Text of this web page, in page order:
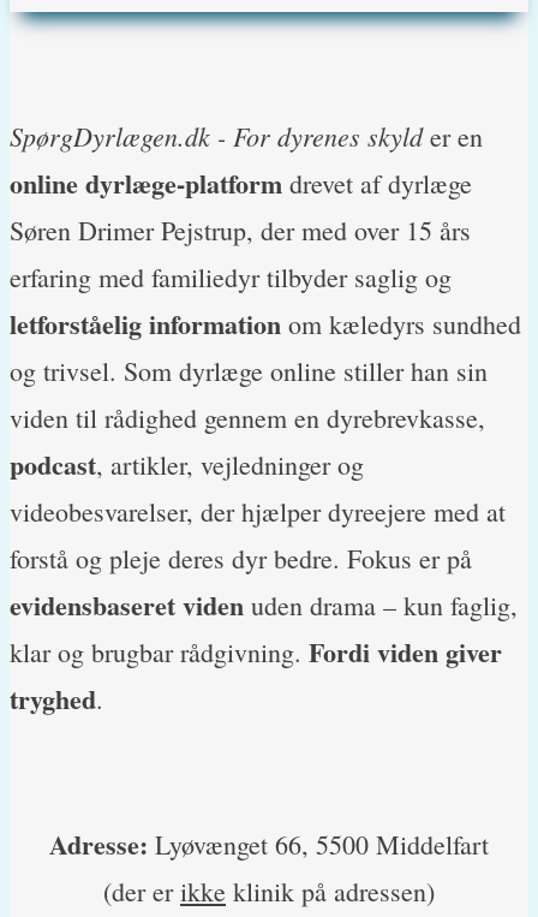
SpørgDyrlægen.dk - For dyrenes skylder en
online dyrlæge-platform drevet af dyrlæge
Søren Drimer Pejstrup, der med over 15 års
erfaring med familiedyr tilbyder saglig og
letforståelig information om kæledyrs sundhed
og trivsel. Som dyrlæge online stiller han sin
viden til rådighed gennem en dyrebrevkasse,
podcast, artikler, vejledninger og
videobesvarelser, der hjælper dyreejere med at
forstå og pleje deres dyr bedre. Fokus er på
evidensbaseret viden uden drama – kun faglig,
klar og brugbar rådgivning. Fordi viden giver
tryghed.
Adresse: Lyøvænget 66, 5500 Middelfart
(der erikke klinik på adressen)